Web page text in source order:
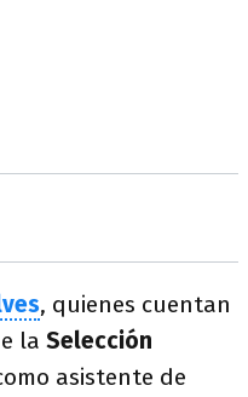
, quienes cuentan
la Selección
asistente de